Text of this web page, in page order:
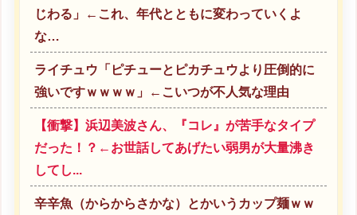
じわる」←これ、年代とともに変わっていくよ
な…
ライチュウ「ピチューとピカチュウより圧倒的に
強いですｗｗｗｗ」←こいつが不人気な理由
【衝撃】浜辺美波さん、『コレ』が苦手なタイプ
だった！？←お世話してあげたい弱男が大量沸き
してし...
辛辛魚（からからさかな）とかいうカップ麺ｗｗ